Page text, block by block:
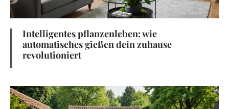
Intelligentes pflanzenleben: wie
automatisches gießen dein zuhause
revolutioniert